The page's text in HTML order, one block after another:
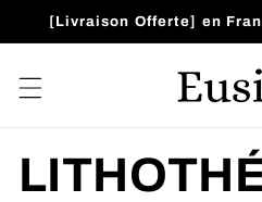
directamente
al contenido
[Livraison Offerte] en